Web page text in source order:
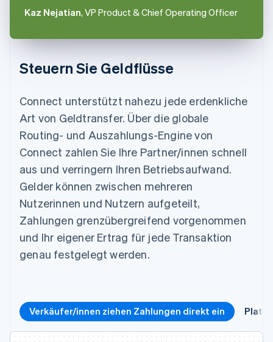
Kaz Nejatian, VP Product & Chief Operating Officer
Steuern Sie Geldflüsse
Connect unterstützt nahezu jede erdenkliche
Art von Geldtransfer. Über die globale
Routing- und Auszahlungs-Engine von
Connect zahlen Sie Ihre Partner/innen schnell
aus und verringern Ihren Betriebsaufwand.
Gelder können zwischen mehreren
Nutzerinnen und Nutzern aufgeteilt,
Zahlungen grenzübergreifend vorgenommen
und Ihr eigener Ertrag für jede Transaktion
genau festgelegt werden.
Verkäufer/innen ziehen Zahlungen direkt ein